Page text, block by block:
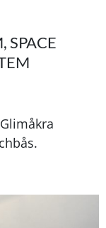
,SPACE